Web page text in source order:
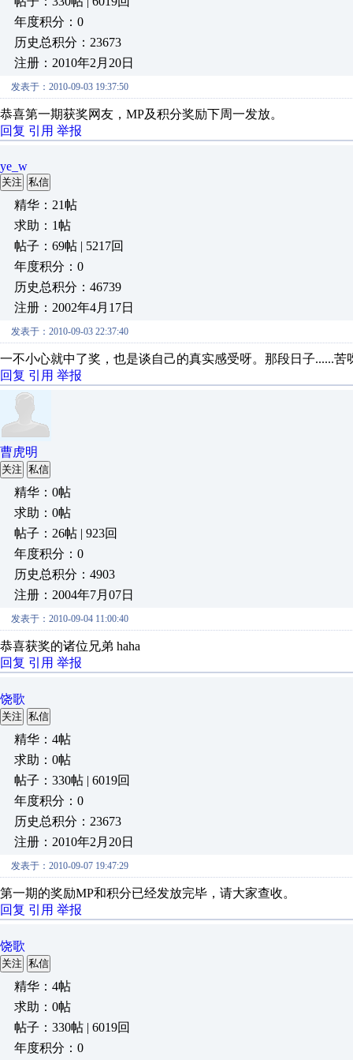
年度积分：0
历史总积分：23673
注册：2010年2月20日
发表于：2010-09-03 19:37:50
恭喜第一期获奖网友，MP及积分奖励下周一发放。
回复 引用 举报
ye_w
关注 私信
精华：21帖
求助：1帖
帖子：69帖 | 5217回
年度积分：0
历史总积分：46739
注册：2002年4月17日
发表于：2010-09-03 22:37:40
一不小心就中了奖，也是谈自己的真实感受呀。那段日子......苦
回复 引用 举报
曹虎明
关注 私信
精华：0帖
求助：0帖
帖子：26帖 | 923回
年度积分：0
历史总积分：4903
注册：2004年7月07日
发表于：2010-09-04 11:00:40
恭喜获奖的诸位兄弟 haha
回复 引用 举报
饶歌
关注 私信
精华：4帖
求助：0帖
帖子：330帖 | 6019回
年度积分：0
历史总积分：23673
注册：2010年2月20日
发表于：2010-09-07 19:47:29
第一期的奖励MP和积分已经发放完毕，请大家查收。
回复 引用 举报
饶歌
关注 私信
精华：4帖
求助：0帖
帖子：330帖 | 6019回
年度积分：0